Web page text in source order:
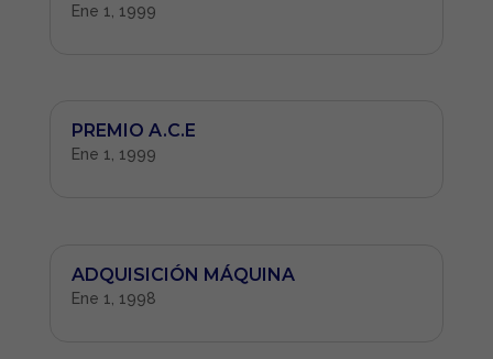
Ene 1, 1999
PREMIO A.C.E
Ene 1, 1999
ADQUISICIÓN MÁQUINA
Ene 1, 1998